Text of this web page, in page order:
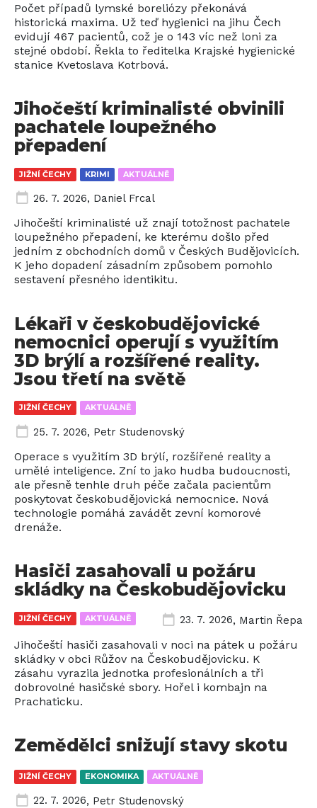
Počet případů lymské boreliózy překonává
historická maxima. Už teď hygienici na jihu Čech
evidují 467 pacientů, což je o 143 víc než loni za
stejné období. Řekla to ředitelka Krajské hygienické
stanice Kvetoslava Kotrbová.
JIŽNÍ ČECHY KRIMI AKTUÁLNĚ
Jihočeští kriminalisté obvinili
pachatele loupežného
přepadení
26. 7. 2026, Daniel Frcal
Jihočeští kriminalisté už znají totožnost pachatele
loupežného přepadení, ke kterému došlo před
jedním z obchodních domů v Českých Budějovicích.
K jeho dopadení zásadním způsobem pomohlo
sestavení přesného identikitu.
JIŽNÍ ČECHY AKTUÁLNĚ
Lékaři v českobudějovické
nemocnici operují s využitím
3D brýlí a rozšířené reality.
Jsou třetí na světě
25. 7. 2026, Petr Studenovský
Operace s využitím 3D brýlí, rozšířené reality a
umělé inteligence. Zní to jako hudba budoucnosti,
ale přesně tenhle druh péče začala pacientům
poskytovat českobudějovická nemocnice. Nová
technologie pomáhá zavádět zevní komorové
drenáže.
JIŽNÍ ČECHY AKTUÁLNĚ
Hasiči zasahovali u požáru
skládky na Českobudějovicku
23. 7. 2026, Martin Řepa
Jihočeští hasiči zasahovali v noci na pátek u požáru
skládky v obci Růžov na Českobudějovicku. K
zásahu vyrazila jednotka profesionálních a tři
dobrovolné hasičské sbory. Hořel i kombajn na
Prachaticku.
JIŽNÍ ČECHY EKONOMIKA AKTUÁLNĚ
Zemědělci snižují stavy skotu
22. 7. 2026, Petr Studenovský